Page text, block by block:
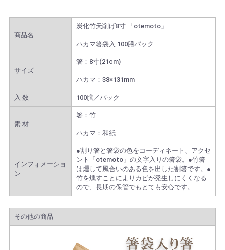
商品名
炭化竹天削げ8寸 「otemoto」
ハカマ箸袋入 100膳パック
サイズ
箸：8寸(21cm)
ハカマ：38×131mm
入 数 100膳／パック
素 材
箸：竹
ハカマ：和紙
インフォメーショ
ン
●割り箸と箸袋の色をコーディネート、アクセ
ント「otemoto」の文字入りの箸袋。●竹箸
は燻して風合いのある色を出した割箸です。●
竹を燻すことによりカビが発生しにくくなる
ので、長期の保管でもとても安心です。
その他の商品